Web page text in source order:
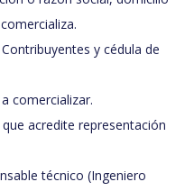
y cédula de
comercializar.
acredite representación
técnico (Ingeniero